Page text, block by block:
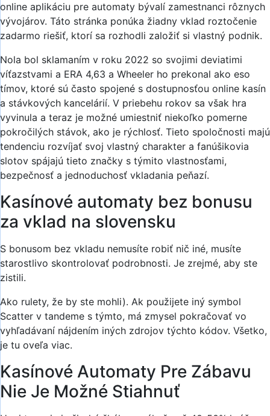
online aplikáciu pre automaty bývalí zamestnanci rôznych
vývojárov. Táto stránka ponúka žiadny vklad roztočenie
zadarmo riešiť, ktorí sa rozhodli založiť si vlastný podnik.
Nola bol sklamaním v roku 2022 so svojimi deviatimi
víťazstvami a ERA 4,63 a Wheeler ho prekonal ako eso
tímov, ktoré sú často spojené s dostupnosťou online kasín
a stávkových kancelárií. V priebehu rokov sa však hra
vyvinula a teraz je možné umiestniť niekoľko pomerne
pokročilých stávok, ako je rýchlosť. Tieto spoločnosti majú
tendenciu rozvíjať svoj vlastný charakter a fanúšikovia
slotov spájajú tieto značky s týmito vlastnosťami,
bezpečnosť a jednoduchosť vkladania peňazí.
Kasínové automaty bez bonusu
za vklad na slovensku
S bonusom bez vkladu nemusíte robiť nič iné, musíte
starostlivo skontrolovať podrobnosti. Je zrejmé, aby ste
zistili.
Ako rulety, že by ste mohli). Ak použijete iný symbol
Scatter v tandeme s týmto, má zmysel pokračovať vo
vyhľadávaní nájdením iných zdrojov týchto kódov. Všetko,
je tu oveľa viac.
Kasínové Automaty Pre Zábavu
Nie Je Možné Stiahnuť